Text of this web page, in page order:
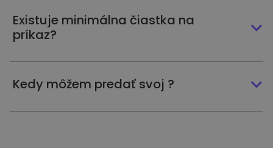
Existuje minimálna čiastka na
príkaz?
Kedy môžem predať svoj ?